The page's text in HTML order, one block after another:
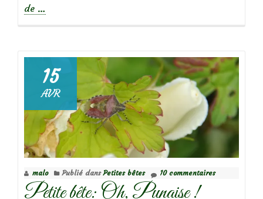
de à
sur
les
fleurs
…
15
AVR
malo Publié dansPetites bêtes 10 commentaires
Petite bête: Oh, Punaise !